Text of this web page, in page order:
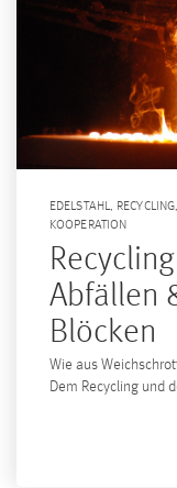
EDELSTAHL, RECYCLING,
KOOPERATION
Abfällen
Blöcken
Wie aus
Dem Recycling und